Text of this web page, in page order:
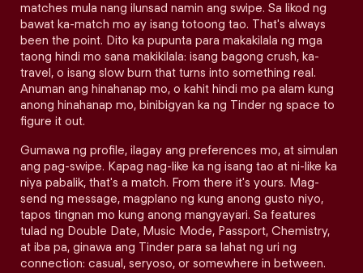
matches mula nang ilunsad namin ang swipe. Sa likod ng
bawat ka-match mo ay isang totoong tao. That's always
been the point. Dito ka pupunta para makakilala ng mga
taong hindi mo sana makikilala: isang bagong crush, ka-
travel, o isang slow burn that turns into something real.
Anuman ang hinahanap mo, o kahit hindi mo pa alam kung
anong hinahanap mo, binibigyan ka ng Tinder ng space to
figure it out.
Gumawa ng profile, ilagay ang preferences mo, at simulan
ang pag-swipe. Kapag nag-like ka ng isang tao at ni-like ka
niya pabalik, that's a match. From there it's yours. Mag-
send ng message, magplano ng kung anong gusto niyo,
tapos tingnan mo kung anong mangyayari. Sa features
tulad ng Double Date, Music Mode, Passport, Chemistry,
at iba pa, ginawa ang Tinder para sa lahat ng uri ng
connection: casual, seryoso, or somewhere in between.